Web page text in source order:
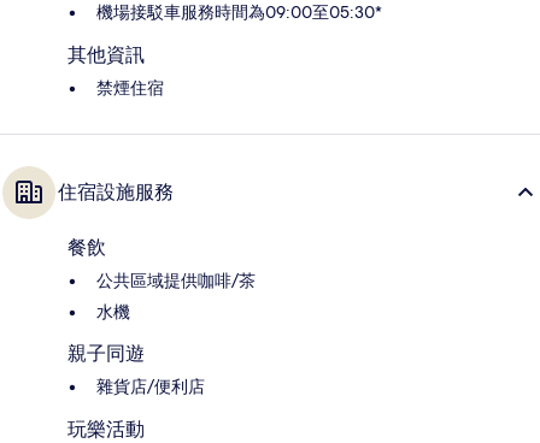
機場接駁車服務時間為09:00至05:30*
其他資訊
禁煙住宿
住宿設施服務
餐飲
公共區域提供咖啡/茶
水機
親子同遊
雜貨店/便利店
玩樂活動